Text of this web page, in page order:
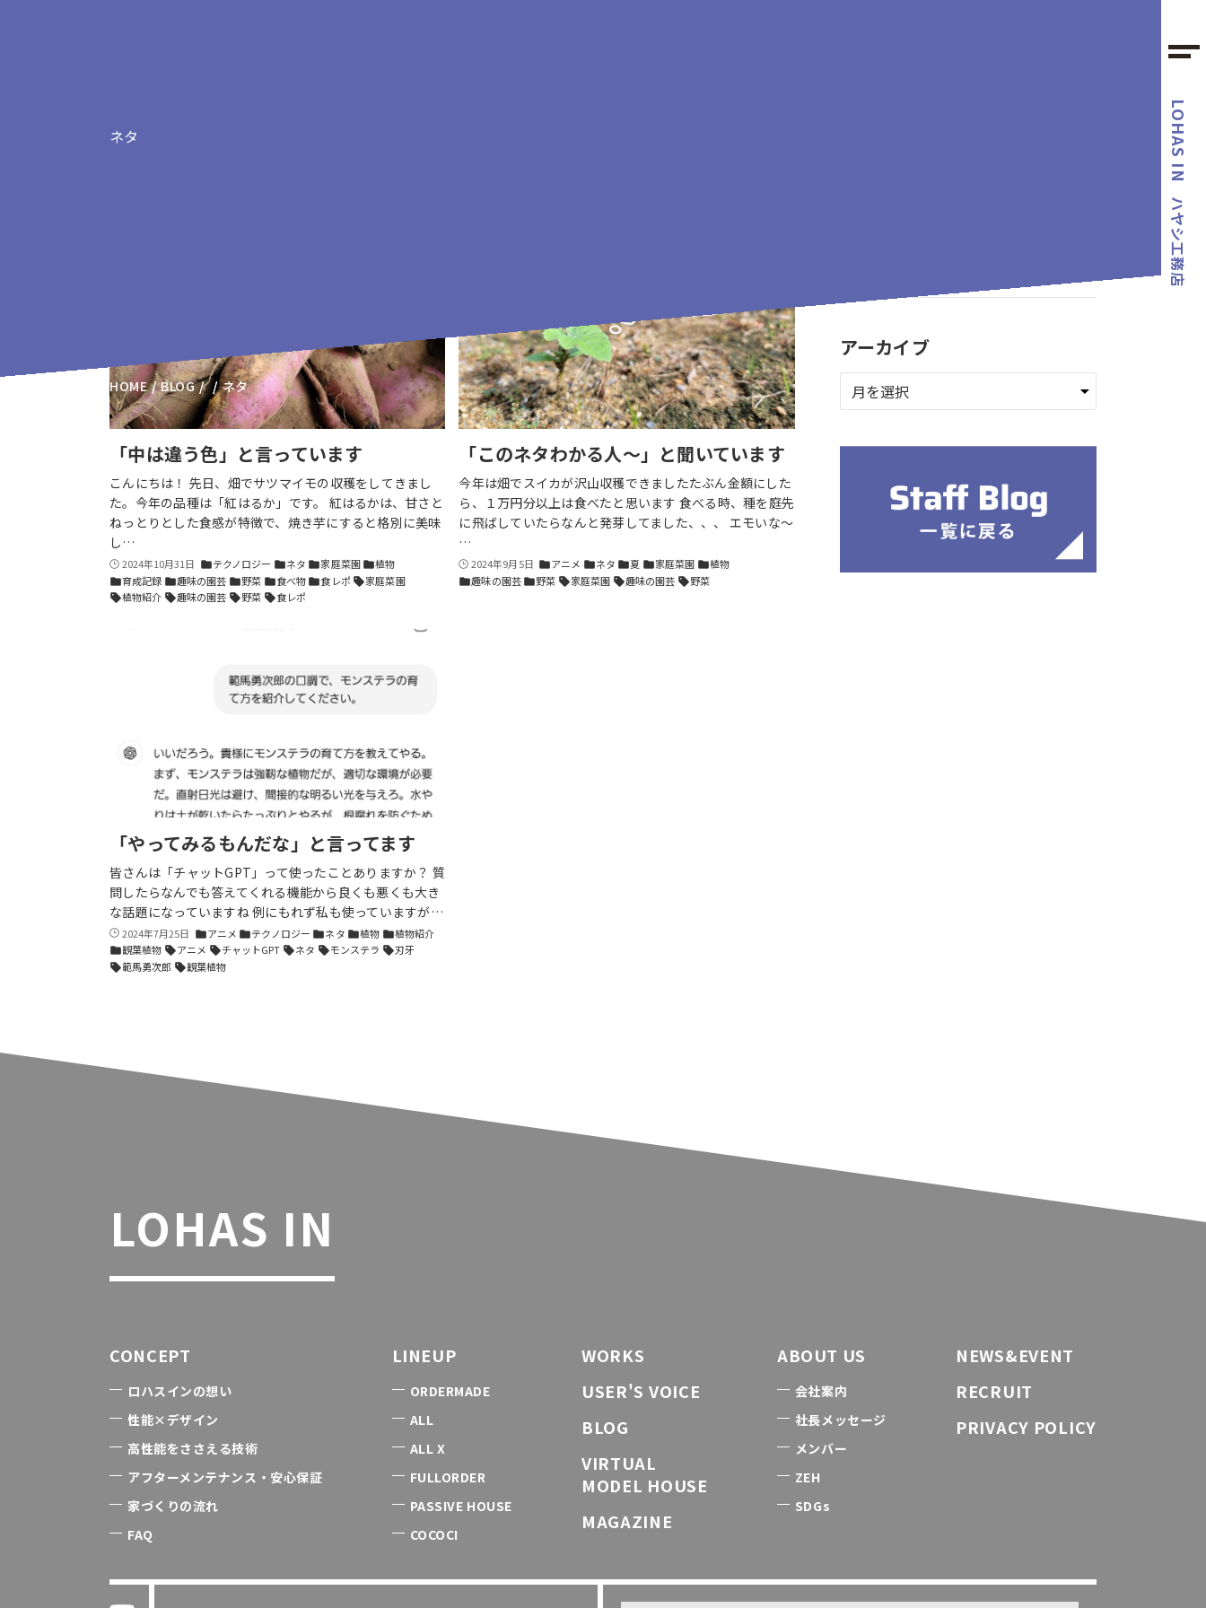
LOHAS IN
ハヤシ工務店
ネタ
HOME BLOG ネタ
「中は違う色」と言っています
こんにちは！ 先日、畑でサツマイモの収穫をしてきまし
た。今年の品種は「紅はるか」です。 紅はるかは、甘さと
ねっとりとした食感が特徴で、焼き芋にすると格別に美味
し…
2024年10月31日 folderテクノロジー folderネタ folder家庭菜園 folder植物
folder育成記録 folder趣味の園芸 folder野菜 folder食べ物 folder食レポ sell家庭菜園
sell植物紹介 sell趣味の園芸 sell野菜 sell食レポ
「このネタわかる人〜」と聞いています
今年は畑でスイカが沢山収穫できましたたぶん金額にした
ら、１万円分以上は食べたと思います 食べる時、種を庭先
に飛ばしていたらなんと発芽してました、、、 エモいな〜
…
2024年9月5日 folderアニメ folderネタ folder夏 folder家庭菜園 folder植物
folder趣味の園芸 folder野菜 sell家庭菜園 sell趣味の園芸 sell野菜
「やってみるもんだな」と言ってます
皆さんは「チャットGPT」って使ったことありますか？ 質
問したらなんでも答えてくれる機能から良くも悪くも大き
な話題になっていますね 例にもれず私も使っていますが…
2024年7月25日 folderアニメ folderテクノロジー folderネタ folder植物 folder植物紹介
folder観葉植物 sellアニメ sellチャットGPT sellネタ sellモンステラ sell刃牙
sell範馬勇次郎 sell観葉植物
アーカイブ
LOHAS IN
CONCEPT
ロハスインの想い
性能×デザイン
高性能をささえる技術
アフターメンテナンス・安心保証
家づくりの流れ
FAQ
LINEUP
ORDERMADE
ALL
ALL X
FULLORDER
PASSIVE HOUSE
COCOCI
WORKS
USER'S VOICE
BLOG
VIRTUAL
MODEL HOUSE
MAGAZINE
ABOUT US
会社案内
社長メッセージ
メンバー
ZEH
SDGs
NEWS&EVENT
RECRUIT
PRIVACY POLICY